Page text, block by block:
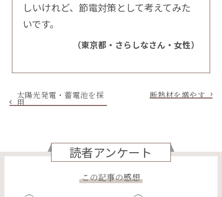
しいけれど、節電対策として考えてみた
いです。
（東京都・さらしなさん・女性）
太陽光発電・蓄電池を採
用
断熱材を増やす
読者アンケート
この記事の感想